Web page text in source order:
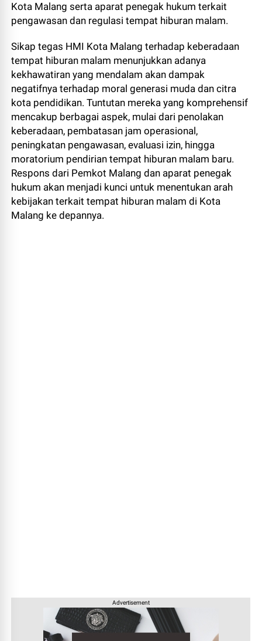
Kota Malang serta aparat penegak hukum terkait
pengawasan dan regulasi tempat hiburan malam.
Sikap tegas HMI Kota Malang terhadap keberadaan
tempat hiburan malam menunjukkan adanya
kekhawatiran yang mendalam akan dampak
negatifnya terhadap moral generasi muda dan citra
kota pendidikan. Tuntutan mereka yang komprehensif
mencakup berbagai aspek, mulai dari penolakan
keberadaan, pembatasan jam operasional,
peningkatan pengawasan, evaluasi izin, hingga
moratorium pendirian tempat hiburan malam baru.
Respons dari Pemkot Malang dan aparat penegak
hukum akan menjadi kunci untuk menentukan arah
kebijakan terkait tempat hiburan malam di Kota
Malang ke depannya.
Advertisement